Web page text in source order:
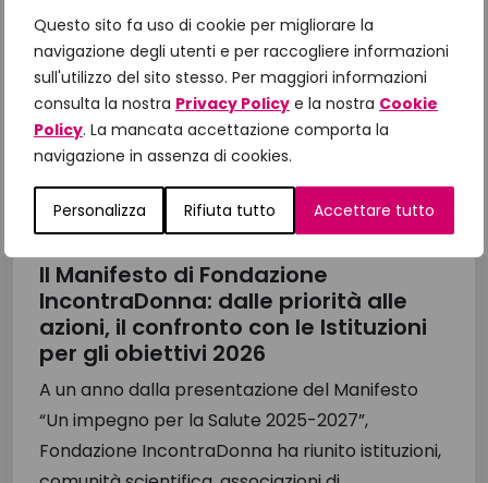
Questo sito fa uso di cookie per migliorare la
navigazione degli utenti e per raccogliere informazioni
sull'utilizzo del sito stesso. Per maggiori informazioni
consulta la nostra Privacy Policy e la nostra Cookie
Policy. La mancata accettazione comporta la
navigazione in assenza di cookies.
Personalizza Rifiuta tutto Accettare tutto
Il Manifesto di Fondazione
IncontraDonna: dalle priorità alle
azioni, il confronto con le Istituzioni
per gli obiettivi 2026
A un anno dalla presentazione del Manifesto
“Un impegno per la Salute 2025-2027”,
Fondazione IncontraDonna ha riunito istituzioni,